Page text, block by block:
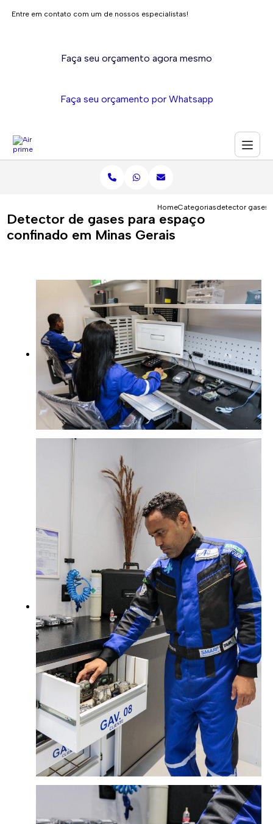
Entre em contato com um de nossos especialistas!
Faça seu orçamento agora mesmo
Faça seu orçamento por Whatsapp
HomeCategoriasdetector gases
Detector de gases para espaço
confinado em Minas Gerais